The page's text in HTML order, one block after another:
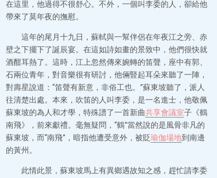
在這里，他過得不很舒心。不外，一個叫李委的人，卻給他
帶來了莫年夜的撫慰。
這年的尾月十九日，蘇軾與一幫伴侶在年夜江之旁、赤
壁之下擺下了誕辰宴。在這如詩如畫的景致中，他們很快就
酒酣耳熱了。這時，江上忽然傳來婉轉的笛聲，座中有郭、
石兩位青年，對音樂很有研討，他倆豎起耳朵來聽了一陣，
對壽星說道：“笛聲有新意，非俗工也。”蘇東坡聽了，派人
往清楚出處。本來，吹笛的人叫李委，是一名進士，他敬佩
蘇東坡的為人和才學，特殊譜了一首新曲共享會議室子《鶴
南飛》，前來獻禮。毫無疑問，“鶴”當然說的是風骨非凡的
蘇東坡，而“南飛”，暗指他遭受意外，被貶瑜伽場地到南邊
的黃州。
此情此景，蘇東坡馬上有異鄉遇故知之感，趕忙請李委